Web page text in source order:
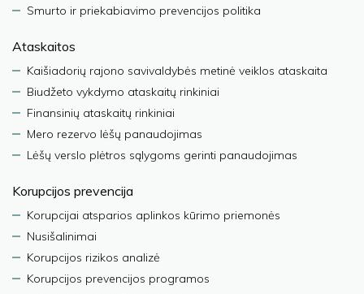
Smurto ir priekabiavimo prevencijos politika
Ataskaitos
Kaišiadorių rajono savivaldybės metinė veiklos ataskaita
Biudžeto vykdymo ataskaitų rinkiniai
Finansinių ataskaitų rinkiniai
Mero rezervo lėšų panaudojimas
Lėšų verslo plėtros sąlygoms gerinti panaudojimas
Korupcijos prevencija
Korupcijai atsparios aplinkos kūrimo priemonės
Nusišalinimai
Korupcijos rizikos analizė
Korupcijos prevencijos programos